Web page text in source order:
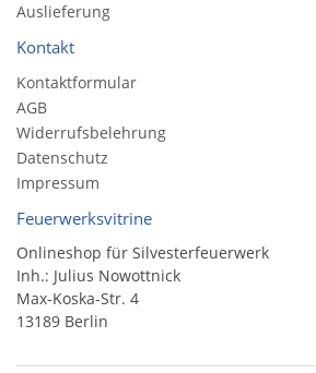
Auslieferung
Kontakt
Kontaktformular
AGB
Widerrufsbelehrung
Datenschutz
Impressum
Feuerwerksvitrine
Onlineshop für Silvesterfeuerwerk
Inh.: Julius Nowottnick
Max-Koska-Str. 4
13189 Berlin